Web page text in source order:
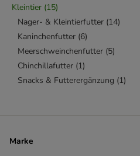
Kleintier (15)
Nager- & Kleintierfutter (14)
Kaninchenfutter (6)
Meerschweinchenfutter (5)
Chinchillafutter (1)
Snacks & Futterergänzung (1)
Marke